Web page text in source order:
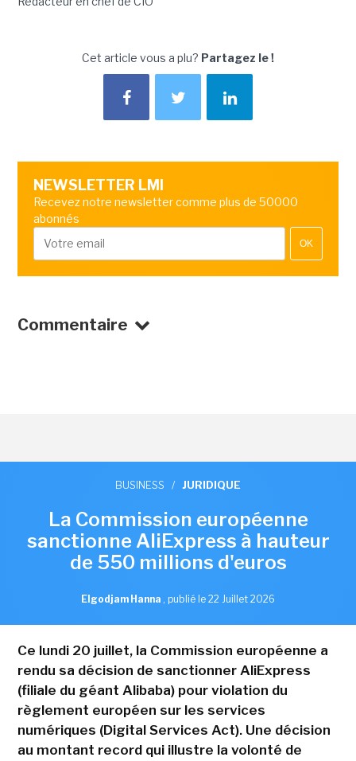
Cet article vous a plu? Partagez le !
NEWSLETTER LMI
Recevez notre newsletter comme plus de 50000
abonnés
OK
Commentaire
BUSINESS / JURIDIQUE
La Commission européenne
sanctionne AliExpress à hauteur
de 550 millions d'euros
Elgodjam Hanna , publié le 22 Juillet 2026
Ce lundi 20 juillet, la Commission européenne a
rendu sa décision de sanctionner AliExpress
(filiale du géant Alibaba) pour violation du
règlement européen sur les services
numériques (Digital Services Act). Une décision
au montant record qui illustre la volonté de